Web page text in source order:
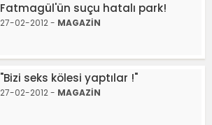
Fatmagül'ün suçu hatalı park!
27-02-2012 - MAGAZİN
"Bizi seks kölesi yaptılar !"
27-02-2012 - MAGAZİN